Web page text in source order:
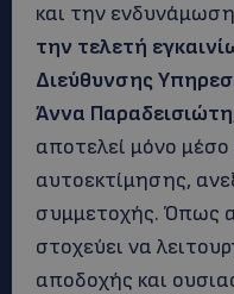
και την
την τελετή
Διεύθυνσης
Άννα
αποτελεί μόνο
αυτοεκτίμησης,
συμμετοχής. Όπως
στοχεύει να
αποδοχής και